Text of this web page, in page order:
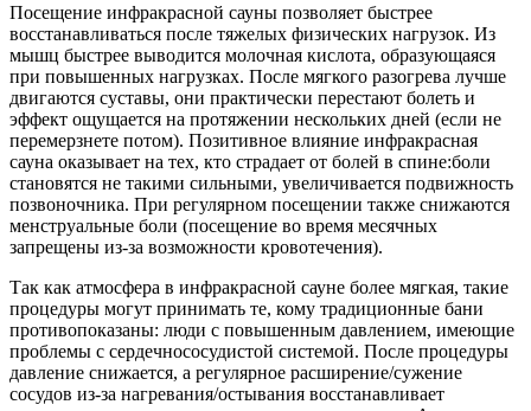
Посещение инфракрасной сауны позволяет быстрее
восстанавливаться после тяжелых физических нагрузок. Из
мышц быстрее выводится молочная кислота, образующаяся
при повышенных нагрузках. После мягкого разогрева лучше
двигаются суставы, они практически перестают болеть и
эффект ощущается на протяжении нескольких дней (если не
перемерзнете потом). Позитивное влияние инфракрасная
сауна оказывает на тех, кто страдает от болей в спине:боли
становятся не такими сильными, увеличивается подвижность
позвоночника. При регулярном посещении также снижаются
менструальные боли (посещение во время месячных
запрещены из-за возможности кровотечения).
Так как атмосфера в инфракрасной сауне более мягкая, такие
процедуры могут принимать те, кому традиционные бани
противопоказаны: люди с повышенным давлением, имеющие
проблемы с сердечнососудистой системой. После процедуры
давление снижается, а регулярное расширение/сужение
сосудов из-за нагревания/остывания восстанавливает